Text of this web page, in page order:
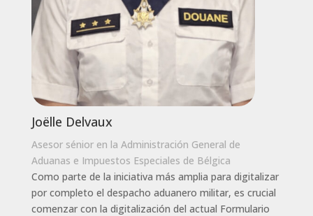
Joëlle Delvaux
Asesor sénior en la Administración General de
Aduanas e Impuestos Especiales de Bélgica
Como parte de la iniciativa más amplia para digitalizar
por completo el despacho aduanero militar, es crucial
comenzar con la digitalización del actual Formulario